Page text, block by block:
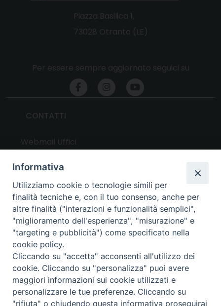
UTILITY
News
Altri articoli
Notizie nazionali
Download
Amministrazione Trasparente
Informativa
Utilizziamo cookie o tecnologie simili per
finalità tecniche e, con il tuo consenso, anche per
altre finalità ("interazioni e funzionalità semplici",
"miglioramento dell'esperienza", "misurazione" e
"targeting e pubblicità") come specificato nella
cookie policy.
Cliccando su "accetta" acconsenti all'utilizzo dei
cookie. Cliccando su "personalizza" puoi avere
maggiori informazioni sui cookie utilizzati e
personalizzare le tue preferenze. Cliccando su
"rifiuta" o chiudendo questa informativa proseguirai